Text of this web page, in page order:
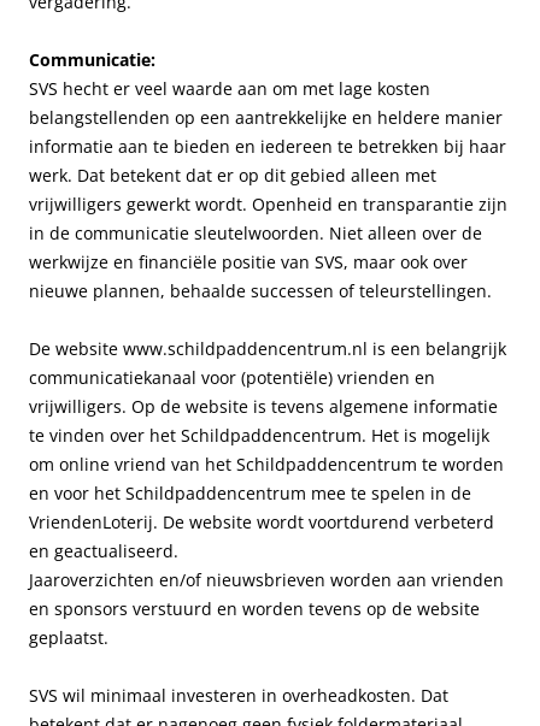
Communicatie:
SVS hecht er veel waarde aan om met lage kosten
belangstellenden op een aantrekkelijke en heldere manier
informatie aan te bieden en iedereen te betrekken bij haar
werk. Dat betekent dat er op dit gebied alleen met
vrijwilligers gewerkt wordt. Openheid en transparantie zijn
in de communicatie sleutelwoorden. Niet alleen over de
werkwijze en financiële positie van SVS, maar ook over
nieuwe plannen, behaalde successen of teleurstellingen.
De website www.schildpaddencentrum.nl is een belangrijk
communicatiekanaal voor (potentiële) vrienden en
vrijwilligers. Op de website is tevens algemene informatie
te vinden over het Schildpaddencentrum. Het is mogelijk
om online vriend van het Schildpaddencentrum te worden
en voor het Schildpaddencentrum mee te spelen in de
VriendenLoterij. De website wordt voortdurend verbeterd
en geactualiseerd.
Jaaroverzichten en/of nieuwsbrieven worden aan vrienden
en sponsors verstuurd en worden tevens op de website
geplaatst.
SVS wil minimaal investeren in overheadkosten. Dat